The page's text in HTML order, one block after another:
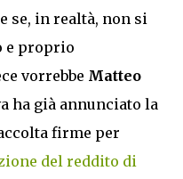
se, in realtà, non si
e proprio
vorrebbe Matteo
ha già annunciato la
firme per
del reddito di